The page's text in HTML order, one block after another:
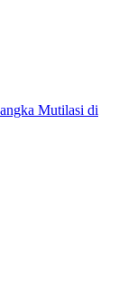
Mutilasi di